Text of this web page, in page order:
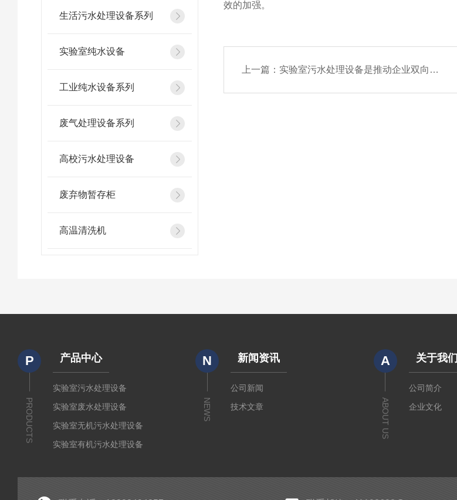
生活污水处理设备系列
实验室纯水设备
工业纯水设备系列
废气处理设备系列
高校污水处理设备
废弃物暂存柜
高温清洗机
效的加强。
上一篇： 实验室污水处理设备是推动企业双向发展的一个持有动力
P
PRODUCTS
产品中心
实验室污水处理设备
实验室废水处理设备
实验室无机污水处理设备
实验室有机污水处理设备
N
NEWS
新闻资讯
公司新闻
技术文章
A
ABOUT US
关于我们
公司简介
企业文化